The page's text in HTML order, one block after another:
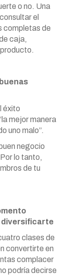
o no. Una
el
completas de
caja,
éxito
mejor manera
uno malo”.
negocio
lo tanto,
de tu
diversificarte
clases de
convertirte en
complacer
podría decirse